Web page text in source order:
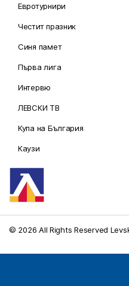
Евротурнири
Честит празник
Синя памет
Първа лига
Интервю
ЛЕВСКИ ТВ
Купа на България
Каузи
© 2026 All Rights Reserved